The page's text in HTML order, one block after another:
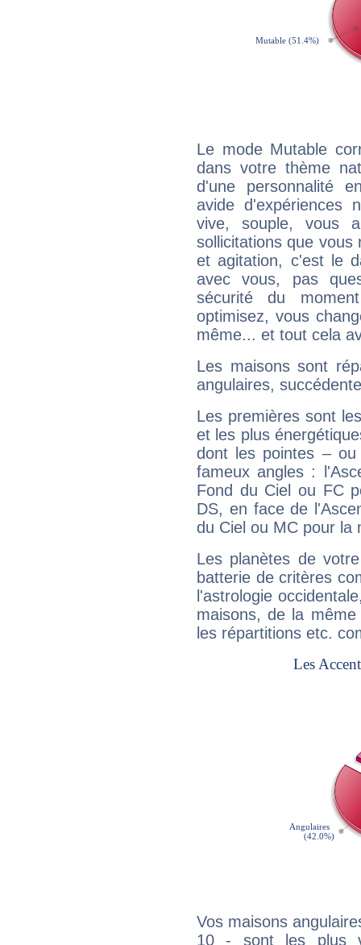
Le mode Mutable
dans votre thème
d'une personnalité
avide d'expériences
vive, souple, vous
sollicitations que vous
et agitation, c'est le
avec vous, pas
sécurité du
optimisez, vous
même... et tout cela
Les maisons sont
angulaires,
Les premières sont
et les plus
dont les pointes –
fameux angles :
Fond du Ciel ou FC
DS, en face de
du Ciel ou MC pour la
Les planètes de
batterie de critères
l'astrologie
maisons, de la
les répartitions etc.
Vos maisons
10 - sont les plus